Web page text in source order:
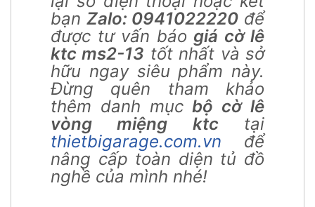
bạn Zalo: 0941022220 để
được tư vấn báo giá cờ lê
ktc ms2-13 tốt nhất và sở
hữu ngay siêu phẩm này.
Đừng quên tham khảo
thêm danh mục bộ cờ lê
vòng miệng ktctại
thietbigarage.com.vn để
nâng cấp toàn diện tủ đồ
nghề của mình nhé!